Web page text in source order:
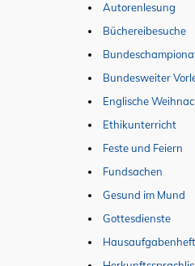
Autorenlesung
Büchereibesuche
Bundesweiter
Englische
Ethikunterricht
Feste und Feiern
Fundsachen
Gesund im Mund
Gottesdienste